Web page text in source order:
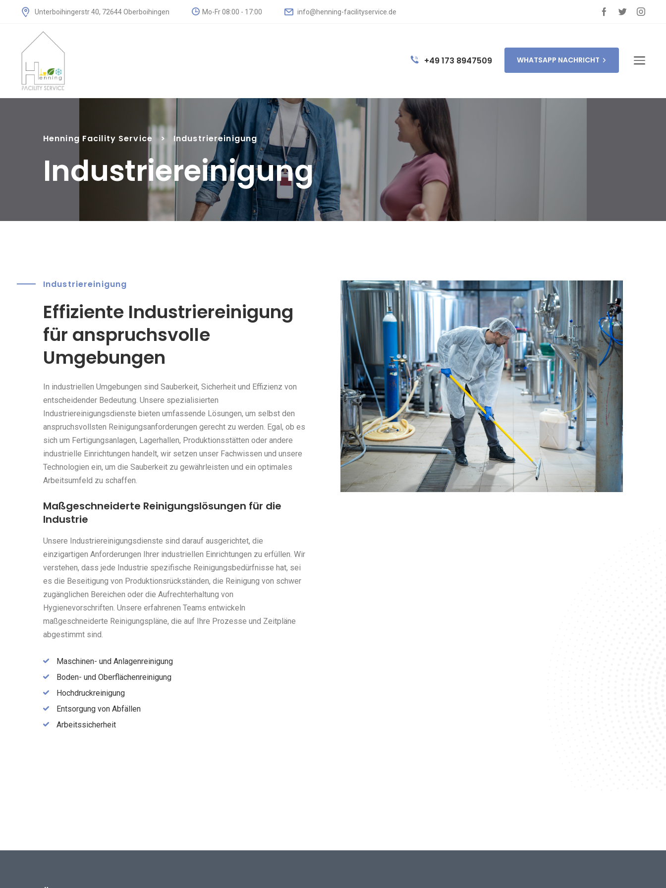
Unterboihingerstr 40, 72644 Oberboihingen Mo-Fr 08:00 - 17:00 info@henning-facilityservice.de
+49 173 8947509 WHATSAPP NACHRICHT
Henning Facility Service > Industriereinigung
Industriereinigung
Industriereinigung
Effiziente Industriereinigung
für anspruchsvolle
Umgebungen
In industriellen Umgebungen sind Sauberkeit, Sicherheit und Effizienz von
entscheidender Bedeutung. Unsere spezialisierten
Industriereinigungsdienste bieten umfassende Lösungen, um selbst den
anspruchsvollsten Reinigungsanforderungen gerecht zu werden. Egal, ob es
sich um Fertigungsanlagen, Lagerhallen, Produktionsstätten oder andere
industrielle Einrichtungen handelt, wir setzen unser Fachwissen und unsere
Technologien ein, um die Sauberkeit zu gewährleisten und ein optimales
Arbeitsumfeld zu schaffen.
Maßgeschneiderte Reinigungslösungen für die
Industrie
Unsere Industriereinigungsdienste sind darauf ausgerichtet, die
einzigartigen Anforderungen Ihrer industriellen Einrichtungen zu erfüllen. Wir
verstehen, dass jede Industrie spezifische Reinigungsbedürfnisse hat, sei
es die Beseitigung von Produktionsrückständen, die Reinigung von schwer
zugänglichen Bereichen oder die Aufrechterhaltung von
Hygienevorschriften. Unsere erfahrenen Teams entwickeln
maßgeschneiderte Reinigungspläne, die auf Ihre Prozesse und Zeitpläne
abgestimmt sind.
Maschinen- und Anlagenreinigung
Boden- und Oberflächenreinigung
Hochdruckreinigung
Entsorgung von Abfällen
Arbeitssicherheit